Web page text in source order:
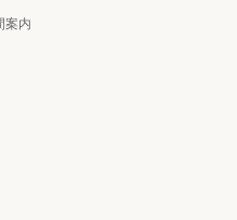
案内